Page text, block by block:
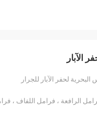
لحفر الآبار للجرار